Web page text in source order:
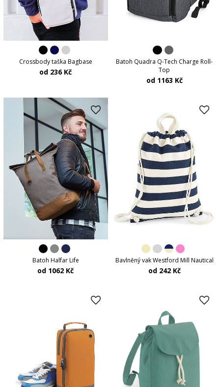
Crossbody taška Bagbase
od 236 Kč
Batoh Quadra Q-Tech Charge Roll-
Top
od 1163 Kč
Batoh Halfar Life
od 1062 Kč
Bavlněný vak Westford Mill Nautical
od 242 Kč